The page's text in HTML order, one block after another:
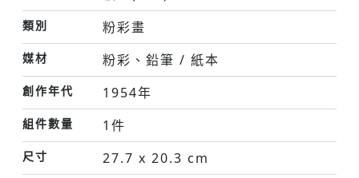
類別 粉彩畫
媒材 粉彩、鉛筆 / 紙本
創作年代 1954年
組件數量 1件
尺寸 27.7 x 20.3 cm